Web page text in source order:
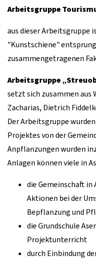
Arbeitsgruppe
aus dieser Arbeitsgruppe
"Kunstschiene"
zusammengetragenen
Arbeitsgruppe
setzt sich zusammen
Zacharias, Dietrich
Der Arbeitsgruppe
Projektes von der
Anpflanzungen wurden
Anlagen können viele in
die Gemeinschaft in
Aktionen bei der
Bepflanzung und
die Grundschule
Projektunterricht
durch Einbindung